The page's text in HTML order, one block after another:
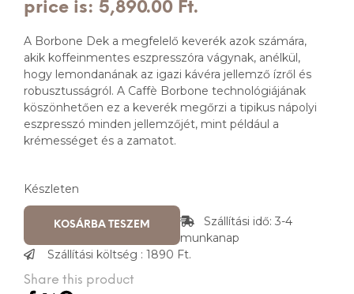
price is: 5,890.00 Ft.
A Borbone Dek a megfelelő keverék azok számára,
akik koffeinmentes eszpresszóra vágynak, anélkül,
hogy lemondanának az igazi kávéra jellemző ízről és
robusztusságról. A Caffè Borbone technológiájának
köszönhetően ez a keverék megőrzi a tipikus nápolyi
eszpresszó minden jellemzőjét, mint például a
krémességet és a zamatot.
Készleten
KOSÁRBA TESZEM
Szállítási idő: 3-4
munkanap
Szállítási költség : 1890 Ft.
Share this product